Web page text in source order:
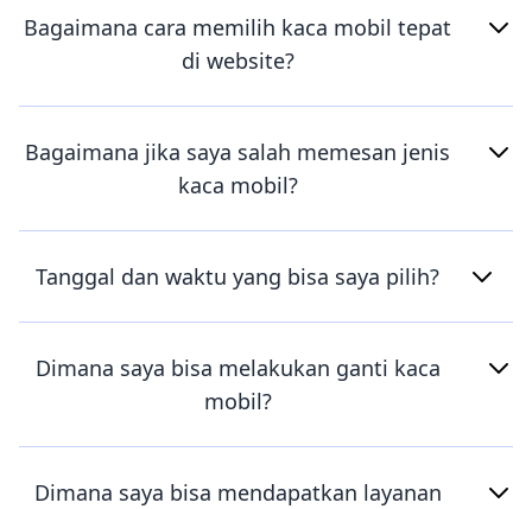
Bagaimana cara memilih kaca mobil tepat
di website?
Bagaimana jika saya salah memesan jenis
kaca mobil?
Tanggal dan waktu yang bisa saya pilih?
Dimana saya bisa melakukan ganti kaca
mobil?
Dimana saya bisa mendapatkan layanan